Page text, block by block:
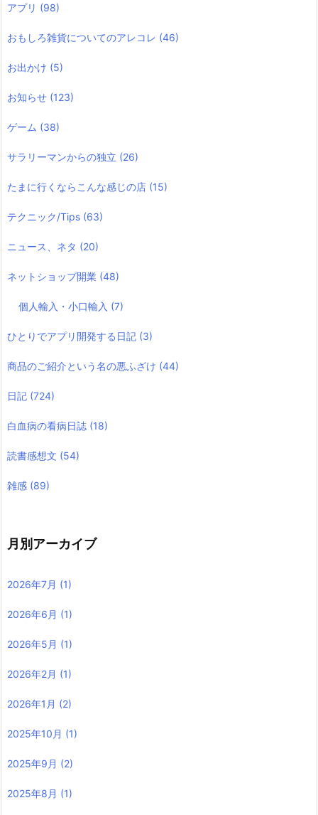
アプリ (98)
おもしろ雑貨についてのアレコレ (46)
お出かけ (5)
お知らせ (123)
ゲーム (38)
サラリーマンからの独立 (26)
たまに行くならこんな感じの店 (15)
テクニック/Tips (63)
ニュース、ネタ (20)
ネットショップ開業 (48)
個人輸入・小口輸入 (7)
ひとりでアプリ開発する日記 (3)
商品のご紹介という名の悪ふざけ (44)
日記 (724)
白血病の看病日誌 (18)
読書感想文 (54)
雑感 (89)
月別アーカイブ
2026年7月 (1)
2026年6月 (1)
2026年5月 (1)
2026年2月 (1)
2026年1月 (2)
2025年10月 (1)
2025年9月 (2)
2025年8月 (1)